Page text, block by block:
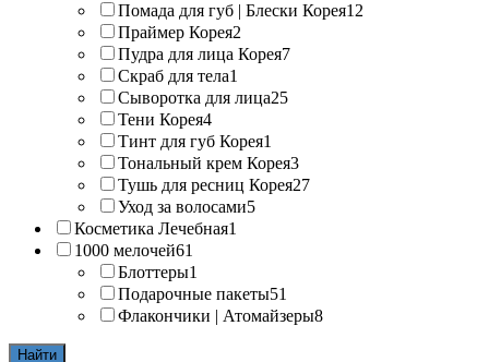
Помада для губ | Блески Корея12
Праймер Корея2
Пудра для лица Корея7
Скраб для тела1
Сыворотка для лица25
Тени Корея4
Тинт для губ Корея1
Тональный крем Корея3
Тушь для ресниц Корея27
Уход за волосами5
Косметика Лечебная1
1000 мелочей61
Блоттеры1
Подарочные пакеты51
Флакончики | Атомайзеры8
Найти